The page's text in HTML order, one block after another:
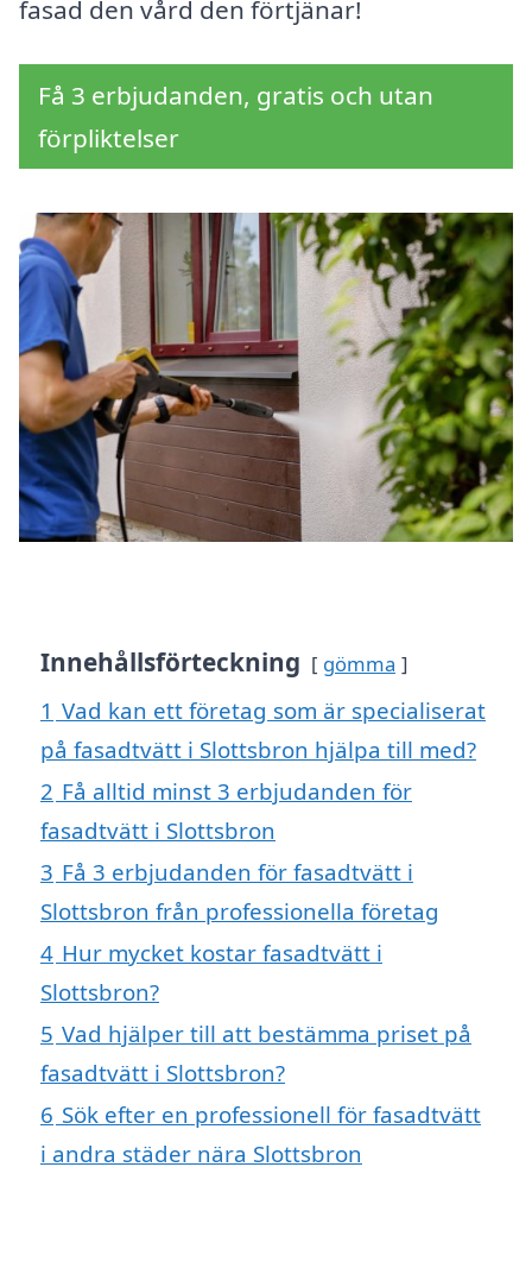
fasad den vård den förtjänar!
Få 3 erbjudanden, gratis och utan
förpliktelser
Innehållsförteckning gömma
1 Vad kan ett företag som är specialiserat
på fasadtvätt i Slottsbron hjälpa till med?
2 Få alltid minst 3 erbjudanden för
fasadtvätt i Slottsbron
3 Få 3 erbjudanden för fasadtvätt i
Slottsbron från professionella företag
4 Hur mycket kostar fasadtvätt i
Slottsbron?
5 Vad hjälper till att bestämma priset på
fasadtvätt i Slottsbron?
6 Sök efter en professionell för fasadtvätt
i andra städer nära Slottsbron